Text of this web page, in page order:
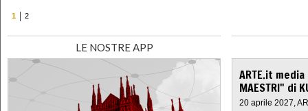
1 2
LE NOSTRE APP
ARTE.it
MAESTRI" di
20 aprile 2027,